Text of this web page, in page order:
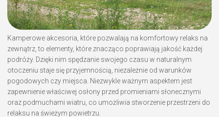
Kamperowe akcesoria, które pozwalają na komfortowy relaks na
zewnątrz, to elementy, które znacząco poprawiają jakość każdej
podróży. Dzięki nim spędzanie swojego czasu w naturalnym
otoczeniu staje się przyjemnością, niezależnie od warunków
pogodowych czy miejsca. Niezwykle ważnym aspektem jest
zapewnienie właściwej osłony przed promieniami słonecznymi
oraz podmuchami wiatru, co umożliwia stworzenie przestrzeni do
relaksu na świeżym powietrzu.